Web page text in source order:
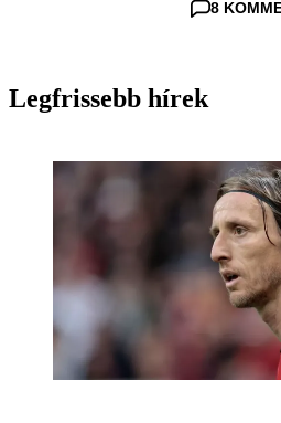
8
Legfrissebb hírek